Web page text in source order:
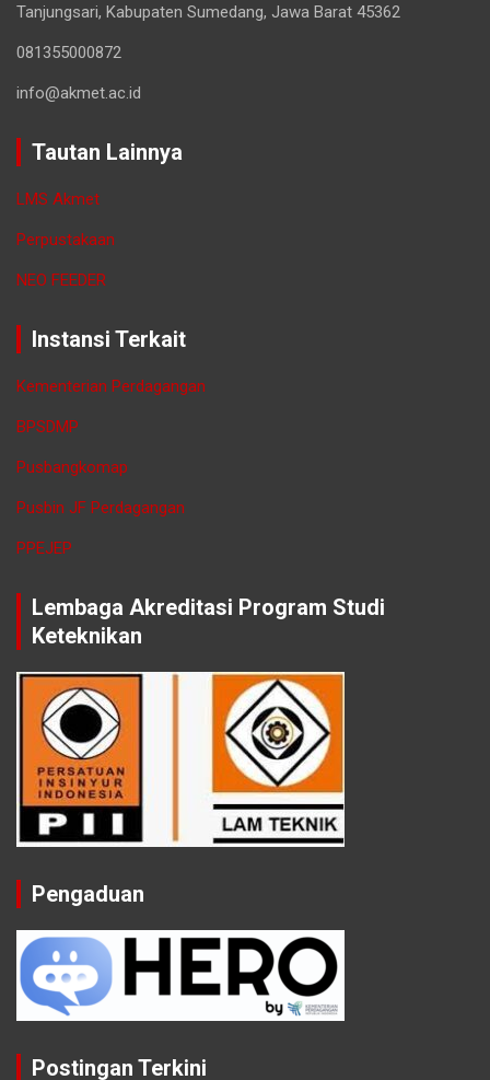
Tanjungsari, Kabupaten Sumedang, Jawa Barat 45362
081355000872
info@akmet.ac.id
Tautan Lainnya
LMS Akmet
Perpustakaan
NEO FEEDER
Instansi Terkait
Kementerian Perdagangan
BPSDMP
Pusbangkomap
Pusbin JF Perdagangan
PPEJEP
Lembaga Akreditasi Program Studi
Keteknikan
Pengaduan
Postingan Terkini